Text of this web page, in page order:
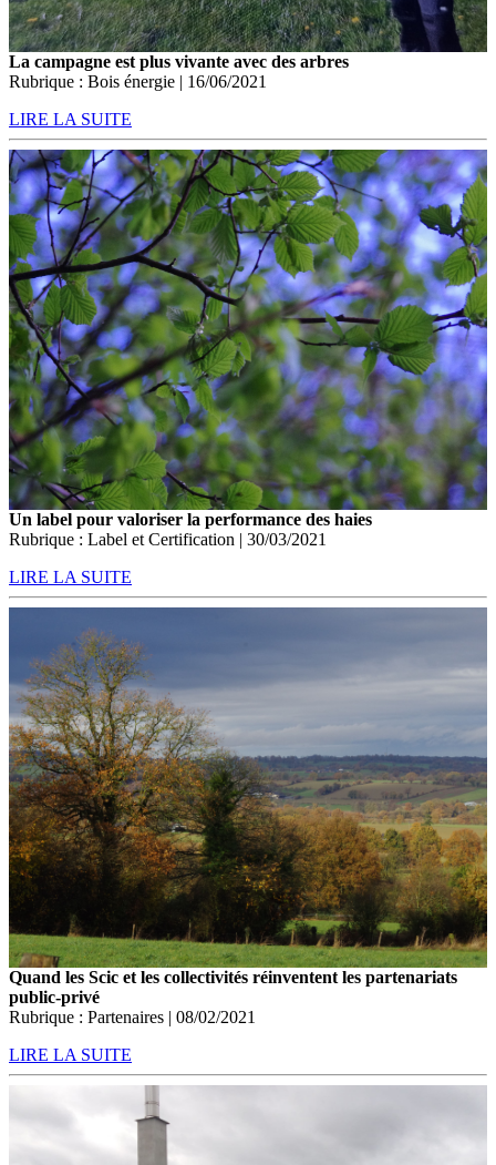
La campagne est plus vivante avec des arbres
Rubrique : Bois énergie | 16/06/2021
LIRE LA SUITE
Un label pour valoriser la performance des haies
Rubrique : Label et Certification | 30/03/2021
LIRE LA SUITE
Quand les Scic et les collectivités réinventent les partenariats
public-privé
Rubrique : Partenaires | 08/02/2021
LIRE LA SUITE